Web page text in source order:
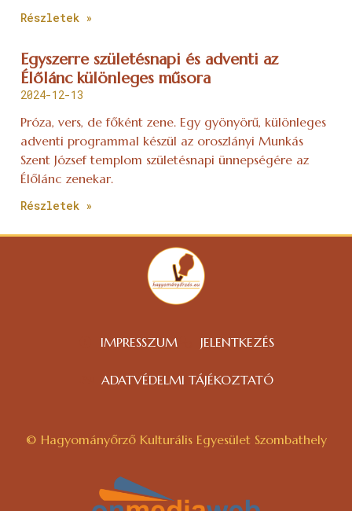
Részletek »
Egyszerre születésnapi és adventi az
Élőlánc különleges műsora
2024-12-13
Próza, vers, de főként zene. Egy gyönyörű, különleges
adventi programmal készül az oroszlányi Munkás
Szent József templom születésnapi ünnepségére az
Élőlánc zenekar.
Részletek »
IMPRESSZUM JELENTKEZÉS
ADATVÉDELMI TÁJÉKOZTATÓ
© Hagyományőrző Kulturális Egyesület Szombathely